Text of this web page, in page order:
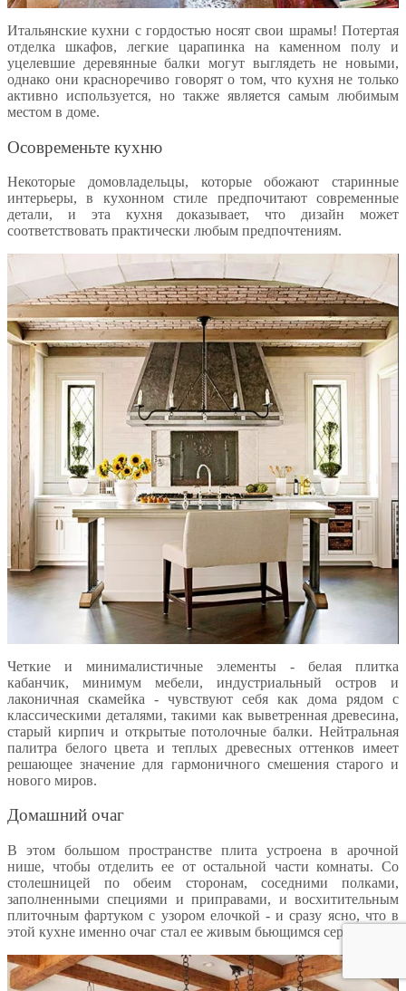
Итальянские кухни с гордостью носят свои шрамы! Потертая
отделка шкафов, легкие царапинка на каменном полу и
уцелевшие деревянные балки могут выглядеть не новыми,
однако они красноречиво говорят о том, что кухня не только
активно используется, но также является самым любимым
местом в доме.
Осовременьте кухню
Некоторые домовладельцы, которые обожают старинные
интерьеры, в кухонном стиле предпочитают современные
детали, и эта кухня доказывает, что дизайн может
соответствовать практически любым предпочтениям.
Четкие и минималистичные элементы - белая плитка
кабанчик, минимум мебели, индустриальный остров и
лаконичная скамейка - чувствуют себя как дома рядом с
классическими деталями, такими как выветренная древесина,
старый кирпич и открытые потолочные балки. Нейтральная
палитра белого цвета и теплых древесных оттенков имеет
решающее значение для гармоничного смешения старого и
нового миров.
Домашний очаг
В этом большом пространстве плита устроена в арочной
нише, чтобы отделить ее от остальной части комнаты. Со
столешницей по обеим сторонам, соседними полками,
заполненными специями и приправами, и восхитительным
плиточным фартуком с узором елочкой - и сразу ясно, что в
этой кухне именно очаг стал ее живым бьющимся сердцем.